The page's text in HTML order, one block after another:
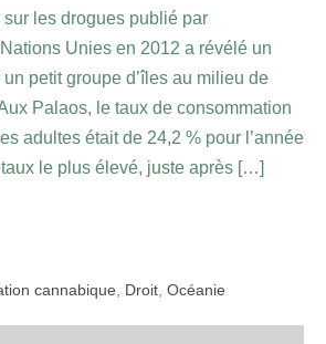
sur les drogues publié par
Nations Unies en 2012 a révélé un
petit groupe d’îles au milieu de
Palaos, le taux de consommation
adultes était de 24,2 % pour l’année
le plus élevé, juste après […]
cannabique, Droit, Océanie